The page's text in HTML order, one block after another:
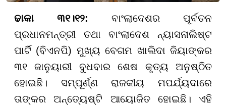
ଢାକା ୩୧।୧୨: ବାଂଲାଦେଶର ପୂର୍ବତନ
ପ୍ରଧାନମନ୍ତ୍ରୀ ତଥା ବାଂଲାଦେଶ ନ୍ୟାସନାଲିଷ୍ଟ
ପାର୍ଟି (ବିଏନପି) ମୁଖ୍ୟ ବେଗମ ଖାଲିଦା ଜିୟାଙ୍କର
୩୧ ଜାନୁୟାରୀ ବୁଧବାର ଶେଷ କୃତ୍ୟ ଅନୁଷ୍ଠିତ
ହୋଇଛି। ସମ୍ପୂର୍ଣ୍ଣ ରାଜକୀୟ ମପର୍ଯ୍ୟଦାରେ
ତାଙ୍କର ଅନ୍ତ୍ୟେଷ୍ଟି ଆୟୋଜିତ ହୋଇଛି। ଏହି